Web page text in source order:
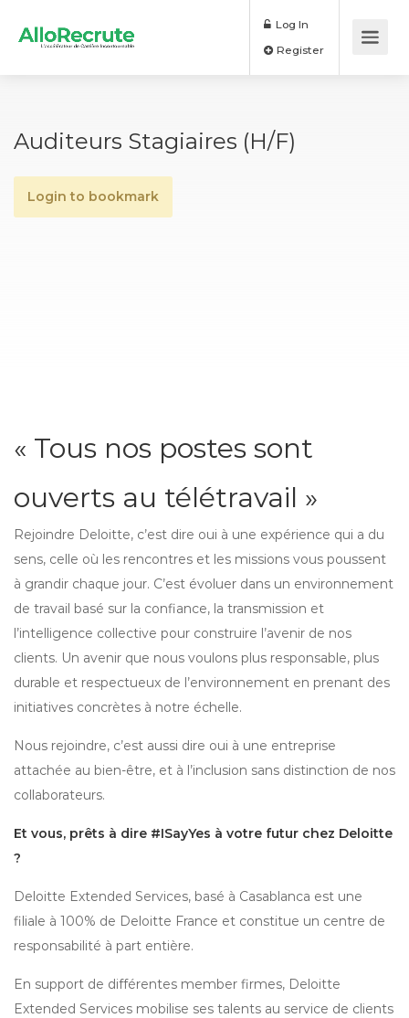
Log In
Auditeurs Stagiaires (H/F)
Login to bookmark
« Tous nos postes sont
ouverts au télétravail »
Rejoindre Deloitte, c’est dire oui à une expérience qui a du
sens, celle où les rencontres et les missions vous poussent
à grandir chaque jour. C’est évoluer dans un environnement
de travail basé sur la confiance, la transmission et
l’intelligence collective pour construire l’avenir de nos
clients. Un avenir que nous voulons plus responsable, plus
durable et respectueux de l’environnement en prenant des
initiatives concrètes à notre échelle.
Nous rejoindre, c’est aussi dire oui à une entreprise
attachée au bien-être, et à l’inclusion sans distinction de nos
collaborateurs.
Et vous, prêts à dire #ISayYes à votre futur chez Deloitte
?
Deloitte Extended Services, basé à Casablanca est une
filiale à 100% de Deloitte France et constitue un centre de
responsabilité à part entière.
En support de différentes member firmes, Deloitte
Extended Services mobilise ses talents au service de clients